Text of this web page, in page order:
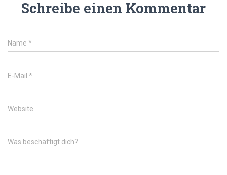
Schreibe einen Kommentar
Name *
E-Mail *
Website
Was beschäftigt dich?